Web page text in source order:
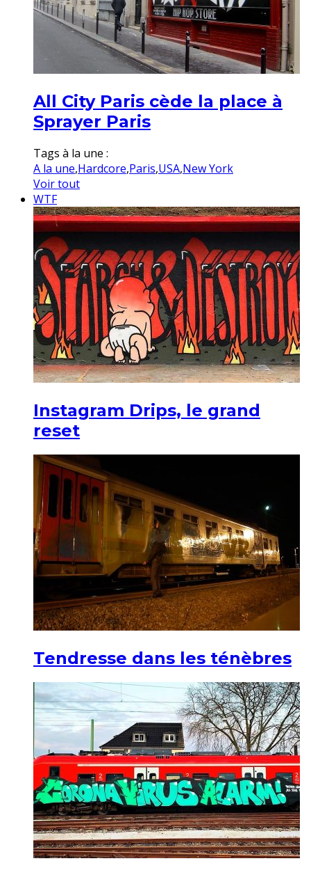
All City Paris cède la place à
Sprayer Paris
Tags à la une :
A la une,Hardcore,Paris,USA,New York
Voir tout
WTF
Instagram Drips, le grand
reset
Tendresse dans les ténèbres